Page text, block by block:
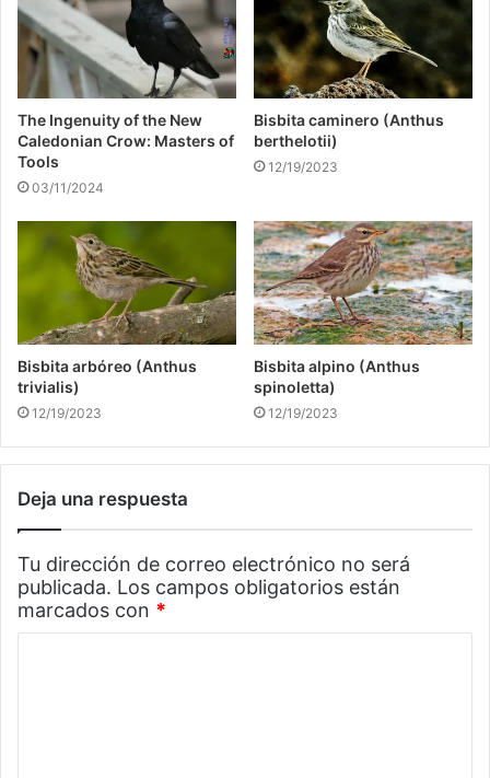
The Ingenuity of the New
Caledonian Crow: Masters of
Tools
03/11/2024
Bisbita caminero (Anthus
berthelotii)
12/19/2023
Bisbita arbóreo (Anthus
trivialis)
12/19/2023
Bisbita alpino (Anthus
spinoletta)
12/19/2023
Deja una respuesta
Tu dirección de correo electrónico no será
publicada. Los campos obligatorios están
marcados con *